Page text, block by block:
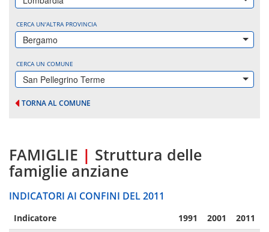
CERCA UN'ALTRA PROVINCIA
Bergamo
CERCA UN COMUNE
San Pellegrino Terme
TORNA AL COMUNE
FAMIGLIE | Struttura delle
famiglie anziane
INDICATORI AI CONFINI DEL 2011
Indicatore 1991 2001 2011